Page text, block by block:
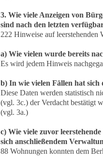
3. Wie viele Anzeigen von
sind nach den letzten
222 Hinweise auf leerstehenden
a) Wie vielen wurde bereits
Es wird jedem Hinweis
b) In wie vielen Fällen hat sich
Diese Daten werden statistisch
(vgl. 3c.) der Verdacht bestätigt
(vgl. 3a.)
c) Wie viele zuvor
sich anschließendem
88 Wohnungen konnten dem